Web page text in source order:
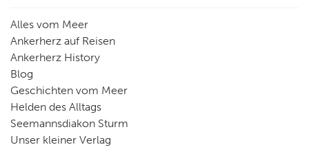
Alles vom Meer
Ankerherz auf Reisen
Ankerherz History
Blog
Geschichten vom Meer
Helden des Alltags
Seemannsdiakon Sturm
Unser kleiner Verlag